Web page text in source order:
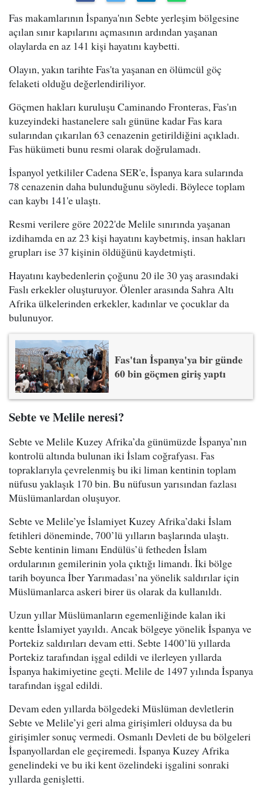
Fas makamlarının İspanya'nın Sebte yerleşim bölgesine
açılan sınır kapılarını açmasının ardından yaşanan
olaylarda en az 141 kişi hayatını kaybetti.
Olayın, yakın tarihte Fas'ta yaşanan en ölümcül göç
felaketi olduğu değerlendiriliyor.
Göçmen hakları kuruluşu Caminando Fronteras, Fas'ın
kuzeyindeki hastanelere salı gününe kadar Fas kara
sularından çıkarılan 63 cenazenin getirildiğini açıkladı.
Fas hükümeti bunu resmi olarak doğrulamadı.
İspanyol yetkililer Cadena SER'e, İspanya kara sularında
78 cenazenin daha bulunduğunu söyledi. Böylece toplam
can kaybı 141'e ulaştı.
Resmi verilere göre 2022'de Melile sınırında yaşanan
izdihamda en az 23 kişi hayatını kaybetmiş, insan hakları
grupları ise 37 kişinin öldüğünü kaydetmişti.
Hayatını kaybedenlerin çoğunu 20 ile 30 yaş arasındaki
Faslı erkekler oluşturuyor. Ölenler arasında Sahra Altı
Afrika ülkelerinden erkekler, kadınlar ve çocuklar da
bulunuyor.
Fas'tan İspanya'ya bir günde
60 bin göçmen giriş yaptı
Sebte ve Melile neresi?
Sebte ve Melile Kuzey Afrika’da günümüzde İspanya’nın
kontrolü altında bulunan iki İslam coğrafyası. Fas
topraklarıyla çevrelenmiş bu iki liman kentinin toplam
nüfusu yaklaşık 170 bin. Bu nüfusun yarısından fazlası
Müslümanlardan oluşuyor.
Sebte ve Melile’ye İslamiyet Kuzey Afrika’daki İslam
fetihleri döneminde, 700’lü yılların başlarında ulaştı.
Sebte kentinin limanı Endülüs’ü fetheden İslam
ordularının gemilerinin yola çıktığı limandı. İki bölge
tarih boyunca İber Yarımadası’na yönelik saldırılar için
Müslümanlarca askeri birer üs olarak da kullanıldı.
Uzun yıllar Müslümanların egemenliğinde kalan iki
kentte İslamiyet yayıldı. Ancak bölgeye yönelik İspanya ve
Portekiz saldırıları devam etti. Sebte 1400’lü yıllarda
Portekiz tarafından işgal edildi ve ilerleyen yıllarda
İspanya hakimiyetine geçti. Melile de 1497 yılında İspanya
tarafından işgal edildi.
Devam eden yıllarda bölgedeki Müslüman devletlerin
Sebte ve Melile’yi geri alma girişimleri olduysa da bu
girişimler sonuç vermedi. Osmanlı Devleti de bu bölgeleri
İspanyollardan ele geçiremedi. İspanya Kuzey Afrika
genelindeki ve bu iki kent özelindeki işgalini sonraki
yıllarda genişletti.